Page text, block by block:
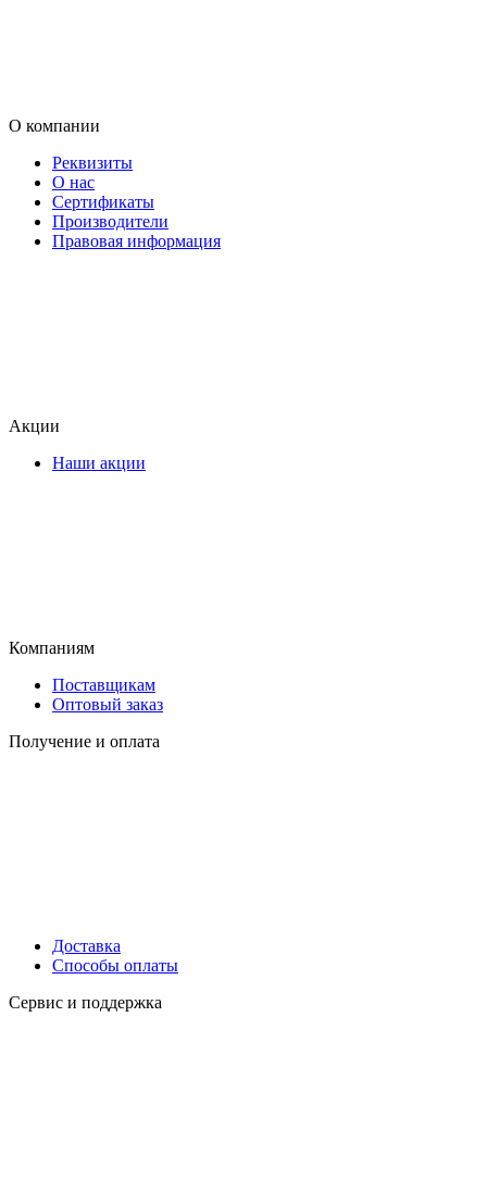
О компании
Реквизиты
О нас
Сертификаты
Производители
Правовая информация
Акции
Наши акции
Компаниям
Поставщикам
Оптовый заказ
Получение и оплата
Доставка
Способы оплаты
Сервис и поддержка